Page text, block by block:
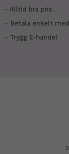
- Alltid bra pris.
- Betala enkelt
- Trygg E-handel